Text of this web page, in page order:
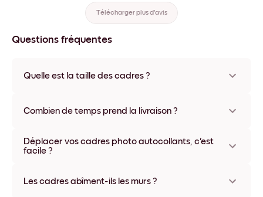
Télécharger plus d'avis
Questions fréquentes
Quelle est la taille des cadres ?
Plusieurs matériaux et coloris disponibles, y compris sans
Combien de temps prend la livraison ?
généralement une semaine. Livraison express possible dans
certains pays. Un numéro de suivi accompagne chaque
Déplacer vos cadres photo autocollants, c'est
facile ?
l'infini, sans abîmer vos murs.
Les cadres abîment-ils les murs ?